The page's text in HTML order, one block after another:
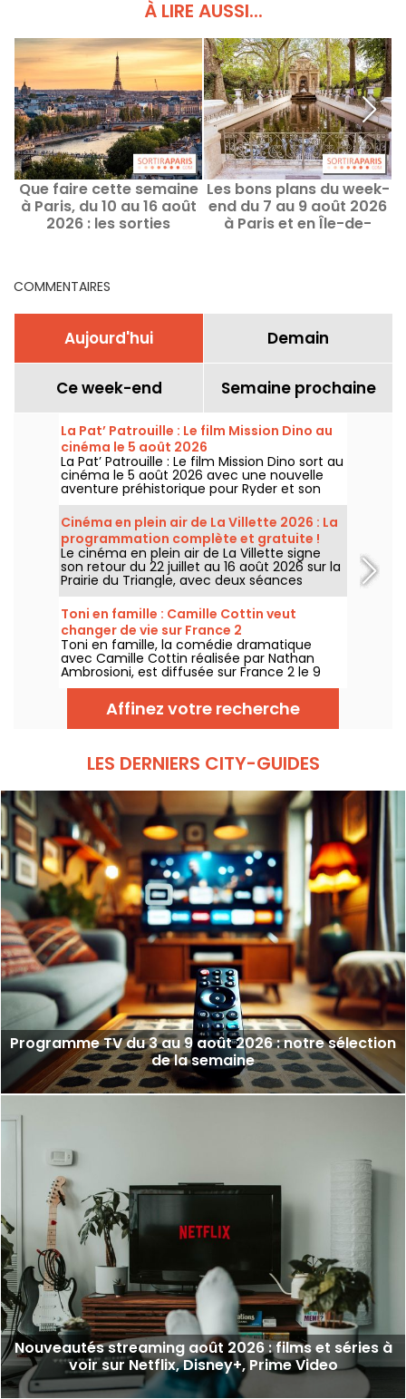
À LIRE AUSSI...
Que faire cette semaine
à Paris, du 10 au 16 août
2026 : les sorties
Les bons plans du week-
end du 7 au 9 août 2026
à Paris et en Île-de-
COMMENTAIRES
Aujourd'hui Demain
Ce week-end Semaine prochaine
La Pat’ Patrouille : Le film Mission Dino au
cinéma le 5 août 2026
La Pat’ Patrouille : Le film Mission Dino sort au
cinéma le 5 août 2026 avec une nouvelle
aventure préhistorique pour Ryder et son
équipe.
Cinéma en plein air de La Villette 2026 : La
programmation complète et gratuite !
Le cinéma en plein air de La Villette signe
son retour du 22 juillet au 16 août 2026 sur la
Prairie du Triangle, avec deux séances
gratuites par jour, à 18h et 21h. Pour cette
35e édition, le festival met à l’honneur le
thème “L’appel de la forêt”. Découvrez la
programmation complète et gratuite !
Toni en famille : Camille Cottin veut
changer de vie sur France 2
Toni en famille, la comédie dramatique
avec Camille Cottin réalisée par Nathan
Ambrosioni, est diffusée sur France 2 le 9
août 2026 à 21h10.
Affinez votre recherche
LES DERNIERS CITY-GUIDES
Programme TV du 3 au 9 août 2026 : notre sélection
de la semaine
Nouveautés streaming août 2026 : films et séries à
voir sur Netflix, Disney+, Prime Video